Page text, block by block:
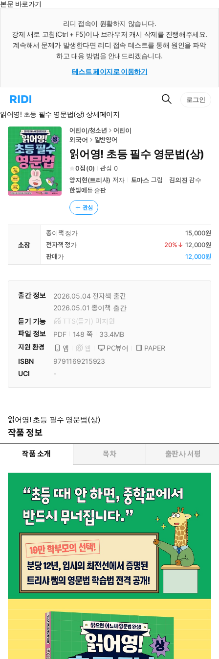
본문 바로가기
리디 접속이 원활하지 않습니다.
강제 새로 고침(Ctrl + F5)이나 브라우저 캐시 삭제를 진행해주세요.
계속해서 문제가 발생한다면 리디 접속 테스트를 통해 원인을 파악
하고 대응 방법을 안내드리겠습니다.
테스트 페이지로 이동하기
리
홈
로
동
검
로그인
읽어영! 초등 필수 영문법(상) 상세페이지
어린이/청소년
어린이
외국어
일반영어
읽어영! 초등 필수 영문법(상)
0 (0) 관심 0
양지현(트리샤) 저자 토마스 그림 김의진 감수
한빛에듀출판
관심
소장
종이책 정가
15,000원
전자책 정가
20%↓ 12,000원
판매가
12,000원
출간 정보 2026.05.04 전자책 출간
2026.05.01 종이책 출간
듣기 기능
TTS(듣기) 미 지원
파일 정보
PDF 148 쪽
33.4MB
지원 환경
앱 웹 PC뷰어
PAPER
ISBN
9791169215923
UCI
-
읽어영! 초등 필수 영문법(상)
작품 정보
작품 소개 목차 출판사 서평